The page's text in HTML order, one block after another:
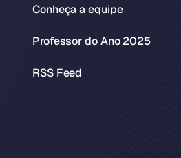
Conheça a equipe
Professor do Ano 2025
RSS Feed